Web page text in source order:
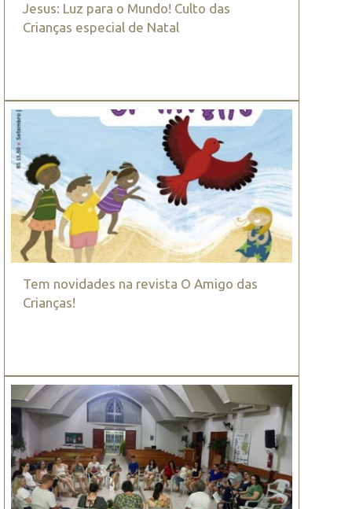
Jesus: Luz para o Mundo! Culto das
Crianças especial de Natal
Tem novidades na revista O Amigo das
Crianças!